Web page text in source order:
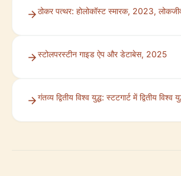
ठोकर पत्थर: होलोकॉस्ट स्मारक, 2023,
स्टोलपरस्टीन गाइड ऐप और डेटाबेस, 2025
गंतव्य द्वितीय विश्व युद्ध: स्टटगार्ट में द्वितीय